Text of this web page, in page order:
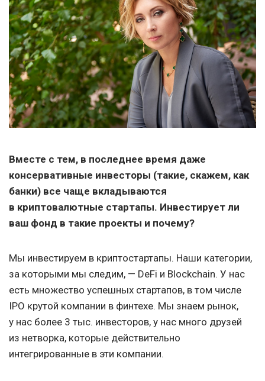
Вместе с тем, в последнее время даже
консервативные инвесторы (такие, скажем, как
банки) все чаще вкладываются
в криптовалютные стартапы. Инвестирует ли
ваш фонд в такие проекты и почему?
Мы инвестируем в криптостартапы. Наши категории,
за которыми мы следим, — DeFi и Blockchain. У нас
есть множество успешных стартапов, в том числе
IPO крутой компании в финтехе. Мы знаем рынок,
у нас более 3 тыс. инвесторов, у нас много друзей
из нетворка, которые действительно
интегрированные в эти компании.